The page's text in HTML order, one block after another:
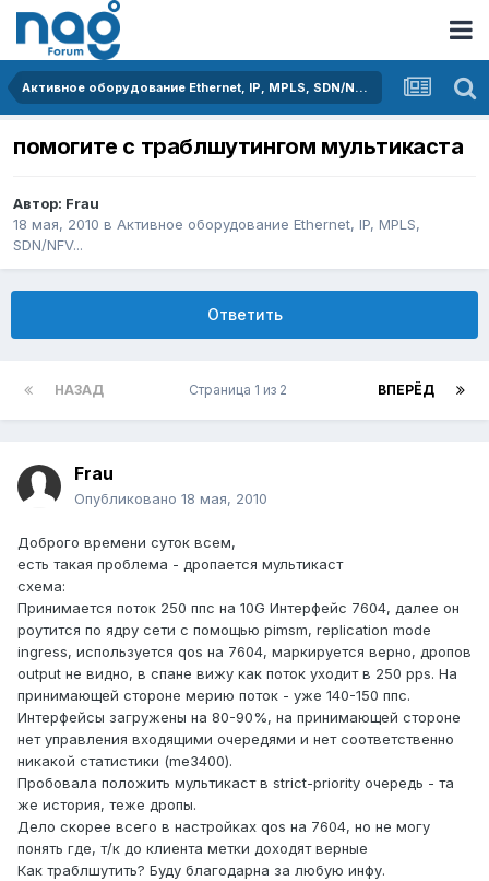
Активное оборудование Ethernet, IP, MPLS, SDN/NFV...
помогите с траблшутингом мультикаста
Автор: Frau
18 мая, 2010 в Активное оборудование Ethernet, IP, MPLS,
SDN/NFV...
Ответить
НАЗАД ВПЕРЁД
Страница 1 из 2
Frau
Опубликовано 18 мая, 2010
Доброго времени суток всем,
есть такая проблема - дропается мультикаст
схема:
Принимается поток 250 ппс на 10G Интерфейс 7604, далее он
роутится по ядру сети с помощью pimsm, replication mode
ingress, используется qos на 7604, маркируется верно, дропов
output не видно, в спане вижу как поток уходит в 250 pps. На
принимающей стороне мерию поток - уже 140-150 ппс.
Интерфейсы загружены на 80-90%, на принимающей стороне
нет управления входящими очередями и нет соответственно
никакой статистики (me3400).
Пробовала положить мультикаст в strict-priority очередь - та
же история, теже дропы.
Дело скорее всего в настройках qos на 7604, но не могу
понять где, т/к до клиента метки доходят верные
Как траблшутить? Буду благодарна за любую инфу.